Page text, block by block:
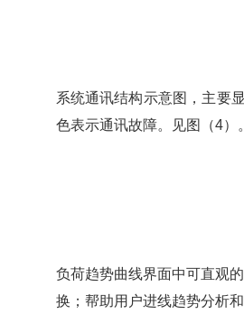
系统通讯结构示意图，主要
色表示通讯故障。见图（4）。
负荷趋势曲线界面中可直观
换；帮助用户进线趋势分析